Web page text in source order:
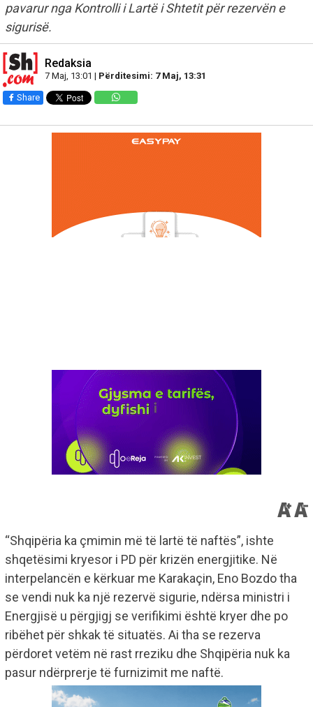
pavarur nga Kontrolli i Lartë i Shtetit për rezervën e
sigurisë.
Redaksia
7 Maj, 13:01 | Përditesimi: 7 Maj, 13:31
Share
“Shqipëria ka çmimin më të lartë të naftës”, ishte
shqetësimi kryesor i PD për krizën energjitike. Në
interpelancën e kërkuar me Karakaçin, Eno Bozdo tha
se vendi nuk ka një rezervë sigurie, ndërsa ministri i
Energjisë u përgjigj se verifikimi është kryer dhe po
ribëhet për shkak të situatës. Ai tha se rezerva
përdoret vetëm në rast rreziku dhe Shqipëria nuk ka
pasur ndërprerje të furnizimit me naftë.